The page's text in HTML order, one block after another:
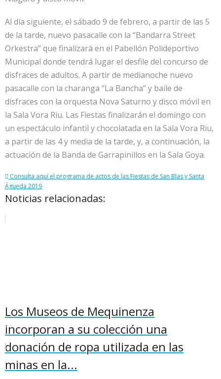
Al día siguiente, el sábado 9 de febrero, a partir de las 5
de la tarde, nuevo pasacalle con la “Bandarra Street
Orkestra” que finalizará en el Pabellón Polideportivo
Municipal donde tendrá lugar el desfile del concurso de
disfraces de adultos. A partir de medianoche nuevo
pasacalle con la charanga “La Bancha” y baile de
disfraces con la orquesta Nova Saturno y disco móvil en
la Sala Vora Riu. Las Fiestas finalizarán el domingo con
un espectáculo infantil y chocolatada en la Sala Vora Riu,
a partir de las 4 y media de la tarde, y, a continuación, la
actuación de la Banda de Garrapinillos en la Sala Goya.
Consulta aquí el programa de actos de las Fiestas de San Blas y Santa
Águeda 2019
Noticias relacionadas:
Los Museos de Mequinenza
incorporan a su colección una
donación de ropa utilizada en las
minas en la...